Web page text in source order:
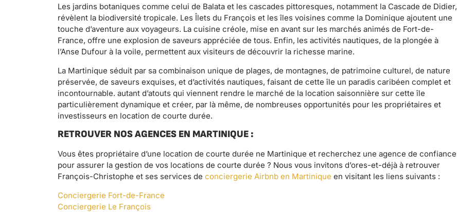
Les jardins botaniques comme celui de Balata et les cascades pittoresques, notamment la Cascade de Didier,
révèlent la biodiversité tropicale. Les Îlets du François et les îles voisines comme la Dominique ajoutent une
touche d’aventure aux voyageurs. La cuisine créole, mise en avant sur les marchés animés de Fort-de-
France, offre une explosion de saveurs appréciée de tous. Enfin, les activités nautiques, de la plongée à
l’Anse Dufour à la voile, permettent aux visiteurs de découvrir la richesse marine.
La Martinique séduit par sa combinaison unique de plages, de montagnes, de patrimoine culturel, de nature
préservée, de saveurs exquises, et d’activités nautiques, faisant de cette île un paradis caribéen complet et
incontournable. autant d’atouts qui viennent rendre le marché de la location saisonnière sur cette île
particulièrement dynamique et créer, par là même, de nombreuses opportunités pour les propriétaires et
investisseurs en location de courte durée.
RETROUVER NOS AGENCES EN MARTINIQUE :
Vous êtes propriétaire d’une location de courte durée ne Martinique et recherchez une agence de confiance
pour assurer la gestion de vos locations de courte durée ? Nous vous invitons d’ores-et-déjà à retrouver
François-Christophe et ses services de conciergerie Airbnb en Martinique en visitant les liens suivants :
Conciergerie Fort-de-France
Conciergerie Le François